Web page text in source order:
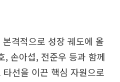
격적으로 성장 궤도에 올
, 손아섭, 전준우 등과 함께
선을 이끈 핵심 자원으로